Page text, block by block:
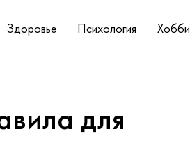
Здоровье Психология Хобби
для